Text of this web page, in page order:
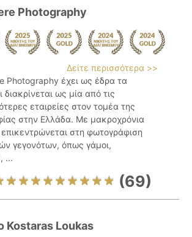
Photography
Δείτε περισσότερα >>
Photography έχει ως έδρα τα
διακρίνεται ως μία από τις
εταιρείες στον τομέα της
στην Ελλάδα. Με μακροχρόνια
επικεντρώνεται στη φωτογράφιση
γεγονότων, όπως γάμοι,
...
(69)
Kostaras Loukas